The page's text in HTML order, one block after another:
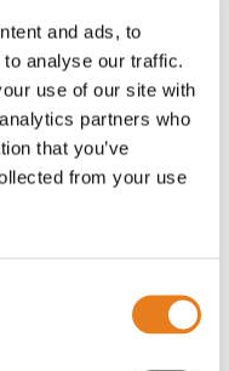
and ads, to
analyse our traffic.
use of our site with
partners who
that you’ve
from your use
SELEA
soluzioni
sicurezza